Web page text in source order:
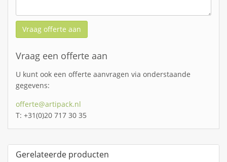
Vraag offerte aan
Vraag een offerte aan
U kunt ook een offerte aanvragen via onderstaande
gegevens:
offerte@artipack.nl
T: +31(0)20 717 30 35
Gerelateerde producten